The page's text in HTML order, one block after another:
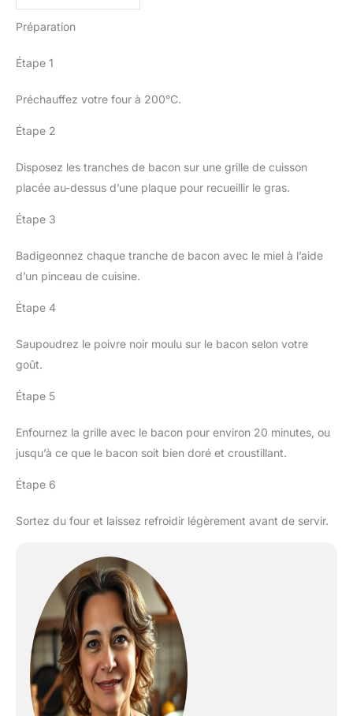
Préparation
Étape 1
Préchauffez votre four à 200°C.
Étape 2
Disposez les tranches de bacon sur une grille de cuisson
placée au-dessus d’une plaque pour recueillir le gras.
Étape 3
Badigeonnez chaque tranche de bacon avec le miel à l’aide
d’un pinceau de cuisine.
Étape 4
Saupoudrez le poivre noir moulu sur le bacon selon votre
goût.
Étape 5
Enfournez la grille avec le bacon pour environ 20 minutes, ou
jusqu’à ce que le bacon soit bien doré et croustillant.
Étape 6
Sortez du four et laissez refroidir légèrement avant de servir.